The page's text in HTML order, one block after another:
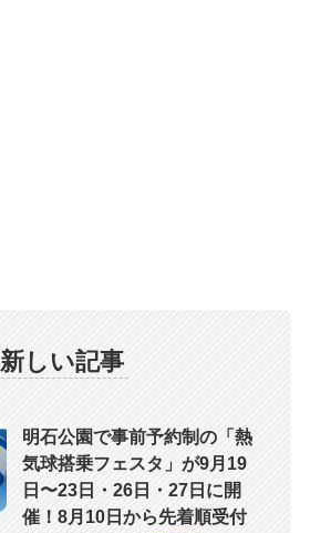
新しい記事
明石公園で事前予約制の「熱
気球搭乗フェスタ」が9月19
日〜23日・26日・27日に開
催！8月10日から先着順受付